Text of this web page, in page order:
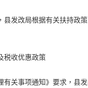
发改局根据有关扶持政
税收优惠政策
关事项通知》要求，县